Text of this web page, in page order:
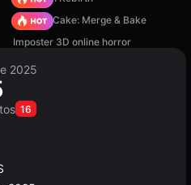
Piece of Cake: Merge & Bake
Imposter 3D online horror
2025
16